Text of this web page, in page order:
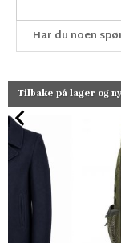
Har du noen
Tilbake på lager og